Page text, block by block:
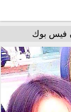
فيس بوك